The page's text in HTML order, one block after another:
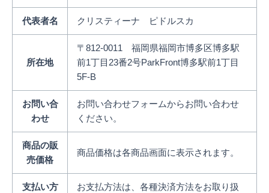
代表者名 クリスティーナ ピドルスカ
所在地
〒812-0011 福岡県福岡市博多区博多駅
前1丁目23番2号ParkFront博多駅前1丁目
5F-B
お問い合
わせ
お問い合わせフォームからお問い合わせ
ください。
商品の販
売価格
商品価格は各商品画面に表示されます。
支払い方
お支払方法は、各種決済方法をお取り扱